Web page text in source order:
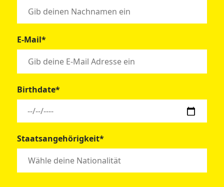
E-Mail*
Birthdate*
Staatsangehörigkeit*